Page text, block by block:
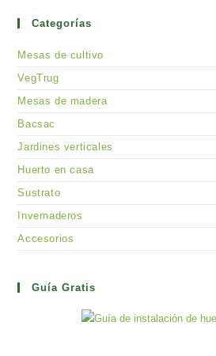
Categorías
Mesas de cultivo
VegTrug
Mesas de madera
Bacsac
Jardines verticales
Huerto en casa
Sustrato
Invernaderos
Accesorios
Guía Gratis